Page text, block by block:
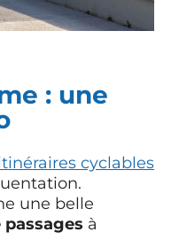
: une
cyclables
une belle
passages à